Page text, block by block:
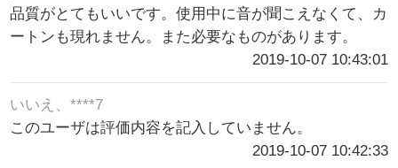
品質がとてもいいです。使用中に音が聞こえなくて、カ
ートンも現れません。また必要なものがあります。
2019-10-07 10:43:01
いいえ、****7
このユーザは評価内容を記入していません。
2019-10-07 10:42:33